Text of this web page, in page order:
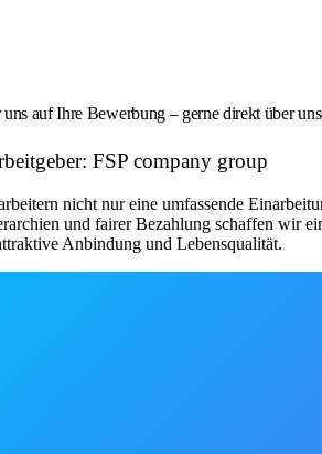
auf Ihre Bewerbung – gerne direkt über
FSP company group
nicht nur eine umfassende
und fairer Bezahlung schaffen wir
Anbindung und Lebensqualität.